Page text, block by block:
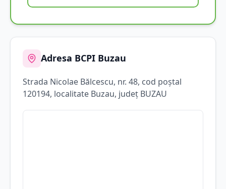
Adresa BCPI Buzau
Strada Nicolae Bălcescu, nr. 48, cod poștal
120194, localitate Buzau, județ BUZAU